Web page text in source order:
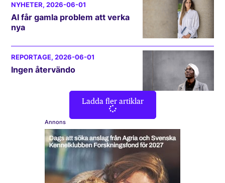
NYHETER, 2026-06-01
AI får gamla problem att verka
nya
REPORTAGE, 2026-06-01
Ingen återvändo
Ladda fler artiklar
Annons